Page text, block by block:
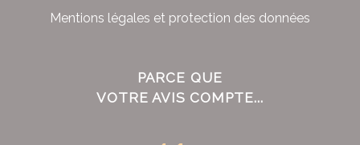
Mentions légales et protection des données
PARCE QUE
VOTRE AVIS COMPTE...